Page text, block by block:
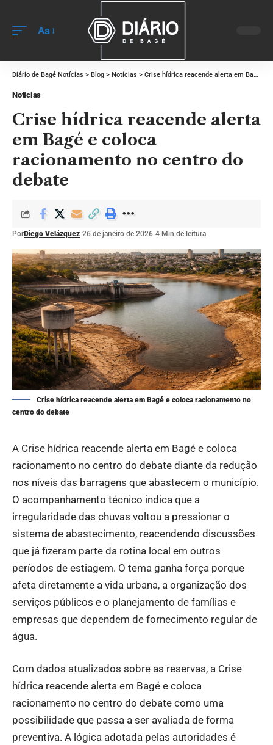
Aa
Diário de Bagé Notícias > Blog > Notícias > Crise hídrica reacende alerta em Bagé e coloca racionamento no centro do debate
Notícias
Crise hídrica reacende alerta
em Bagé e coloca
racionamento no centro do
debate
PorDiego Velázquez 26 de janeiro de 2026 4 Min de leitura
Crise hídrica reacende alerta em Bagé e coloca racionamento no
centro do debate
A Crise hídrica reacende alerta em Bagé e coloca
racionamento no centro do debate diante da redução
nos níveis das barragens que abastecem o município.
O acompanhamento técnico indica que a
irregularidade das chuvas voltou a pressionar o
sistema de abastecimento, reacendendo discussões
que já fizeram parte da rotina local em outros
períodos de estiagem. O tema ganha força porque
afeta diretamente a vida urbana, a organização dos
serviços públicos e o planejamento de famílias e
empresas que dependem de fornecimento regular de
água.
Com dados atualizados sobre as reservas, a Crise
hídrica reacende alerta em Bagé e coloca
racionamento no centro do debate como uma
possibilidade que passa a ser avaliada de forma
preventiva. A lógica adotada pelas autoridades é